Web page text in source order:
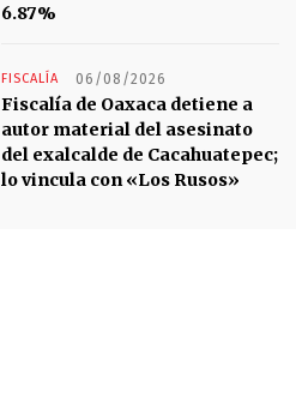
6.87%
FISCALÍA 06/08/2026
Fiscalía de Oaxaca detiene a
autor material del asesinato
del exalcalde de Cacahuatepec;
lo vincula con «Los Rusos»